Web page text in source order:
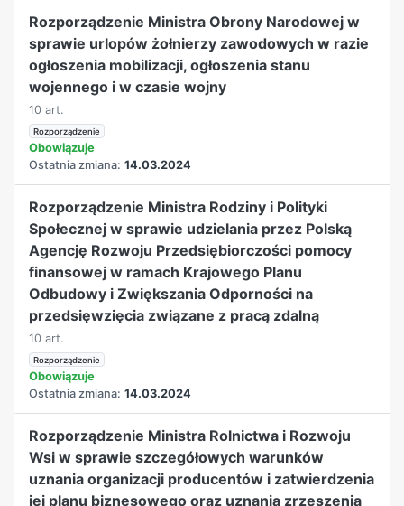
Rozporządzenie Ministra Obrony Narodowej w
sprawie urlopów żołnierzy zawodowych w razie
ogłoszenia mobilizacji, ogłoszenia stanu
wojennego i w czasie wojny
10 art.
Rozporządzenie
Obowiązuje
Ostatnia zmiana: 14.03.2024
Rozporządzenie Ministra Rodziny i Polityki
Społecznej w sprawie udzielania przez Polską
Agencję Rozwoju Przedsiębiorczości pomocy
finansowej w ramach Krajowego Planu
Odbudowy i Zwiększania Odporności na
przedsięwzięcia związane z pracą zdalną
10 art.
Rozporządzenie
Obowiązuje
Ostatnia zmiana: 14.03.2024
Rozporządzenie Ministra Rolnictwa i Rozwoju
Wsi w sprawie szczegółowych warunków
uznania organizacji producentów i zatwierdzenia
jej planu biznesowego oraz uznania zrzeszenia